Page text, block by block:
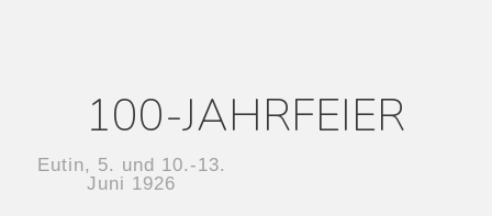
100-JAHRFEIER
Eutin, 5. und 10.-13.
Juni 1926